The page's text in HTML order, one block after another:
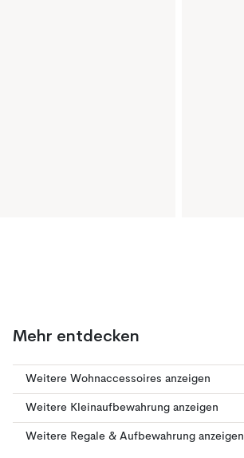
Mehr entdecken
Weitere Wohnaccessoires anzeigen
Weitere Kleinaufbewahrung anzeigen
Weitere Regale & Aufbewahrung anzeigen